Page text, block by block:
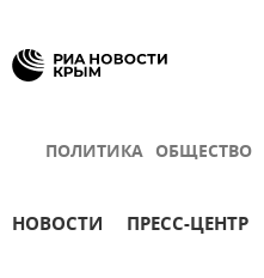
ПОЛИТИКА ОБЩЕСТВО
НОВОСТИ ПРЕСС-ЦЕНТР